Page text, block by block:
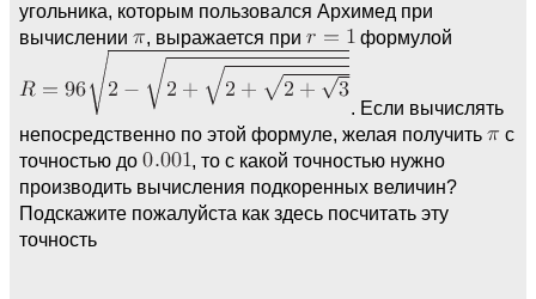
угольника, которым пользовался Архимед при
вычислении
, выражается при формулой
. Если вычислять
непосредственно по этой формуле, желая получить
с
точностью до
, то с какой точностью нужно
производить вычисления подкоренных величин?
Подскажите пожалуйста как здесь посчитать эту
точность